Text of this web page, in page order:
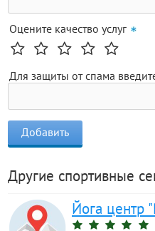
Оцените качество услуг
Для защиты от спама
Другие спортивные
Йога центр